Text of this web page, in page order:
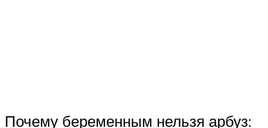
Почему беременным нельзя арбуз: